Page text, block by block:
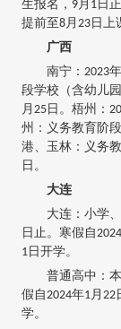
生报名，9月1日
提前至8月23日上
广西
南宁：2023年
段学校（含幼儿
月25日。梧州：
州：义务教育阶
港、玉林：义务
日。
大连
大连：小学、
日止。寒假自
1日开学。
普通高中：本
假自2024年1月22
学。